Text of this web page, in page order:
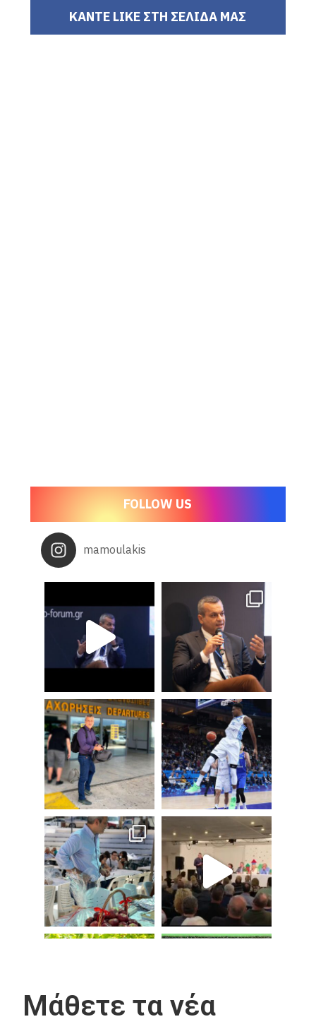
ΚΑΝΤΕ LIKE ΣΤΗ ΣΕΛΙΔΑ ΜΑΣ
mamoulakis
FOLLOW US
Μάθετε τα νέα